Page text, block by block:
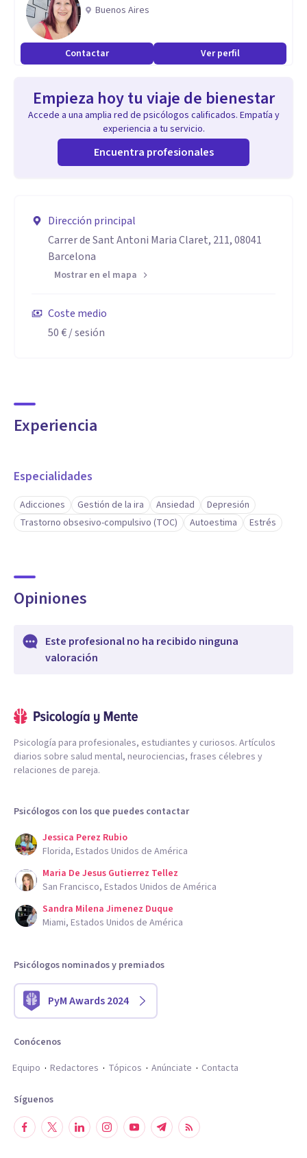
Buenos Aires
Contactar Ver perfil
Empieza hoy tu viaje de bienestar
Accede a una amplia red de psicólogos calificados. Empatía y
experiencia a tu servicio.
Encuentra profesionales
Dirección principal
Carrer de Sant Antoni Maria Claret, 211, 08041
Barcelona
Mostrar en el mapa
Coste medio
50 €/ sesión
Experiencia
Especialidades
Adicciones Gestión de la ira Ansiedad
Depresión
Trastorno obsesivo-compulsivo (TOC)
Autoestima Estrés
Opiniones
Este profesional no ha recibido ninguna
valoración
Psicología para profesionales, estudiantes y curiosos. Artículos
diarios sobre salud mental, neurociencias, frases célebres y
relaciones de pareja.
Psicólogos con los que puedes contactar
Jessica Perez Rubio
Florida, Estados Unidos de América
Maria De Jesus Gutierrez Tellez
San Francisco, Estados Unidos de América
Sandra Milena Jimenez Duque
Miami, Estados Unidos de América
Psicólogos nominados y premiados
PyM Awards 2024
Conócenos
Equipo
Redactores Tópicos Anúnciate Contacta
Síguenos